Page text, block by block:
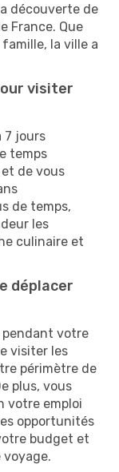
découverte de
France. Que
la ville a
visiter
7 jours
temps
de vous
de temps,
les
culinaire et
déplacer
pendant votre
visiter les
périmètre de
plus, vous
votre emploi
opportunités
budget et